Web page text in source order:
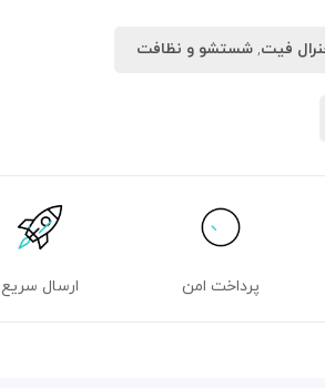
فیت, شستشو و نظافت
پرداخت امن ارسال سریع